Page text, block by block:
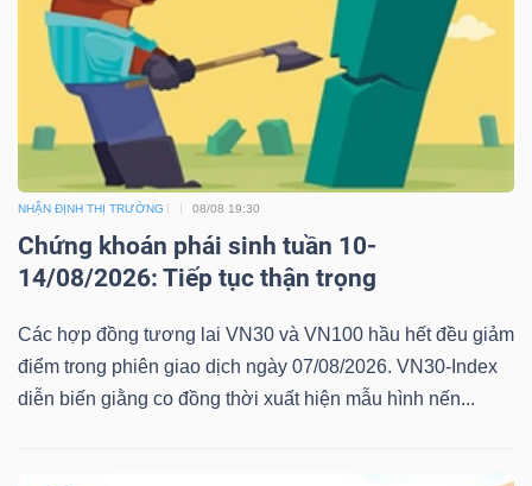
NHẬN ĐỊNH THỊ TRƯỜNG 08/08 19:30
Chứng khoán phái sinh tuần 10-
14/08/2026: Tiếp tục thận trọng
Các hợp đồng tương lai VN30 và VN100 hầu hết đều giảm
điểm trong phiên giao dịch ngày 07/08/2026. VN30-Index
diễn biến giằng co đồng thời xuất hiện mẫu hình nến...